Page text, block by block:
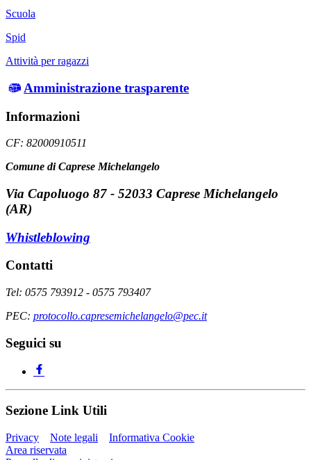
Scuola
Spid
Attività per ragazzi
Amministrazione trasparente
Informazioni
CF: 82000910511
Comune di Caprese Michelangelo
Via Capoluogo 87 - 52033 Caprese Michelangelo
(AR)
Whistleblowing
Contatti
Tel: 0575 793912 - 0575 793407
PEC: protocollo.capresemichelangelo@pec.it
Seguici su
Sezione Link Utili
Privacy Note legali
Informativa Cookie
Area riservata